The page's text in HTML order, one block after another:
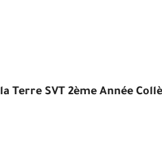
Terre SVT 2ème Année